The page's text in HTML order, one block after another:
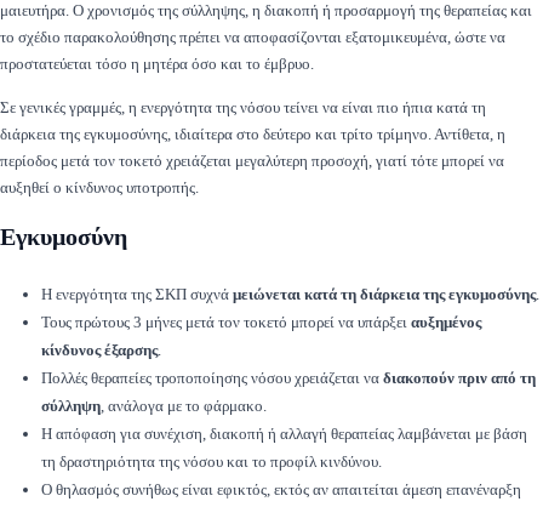
μαιευτήρα. Ο χρονισμός της σύλληψης, η διακοπή ή προσαρμογή της θεραπείας και
το σχέδιο παρακολούθησης πρέπει να αποφασίζονται εξατομικευμένα, ώστε να
προστατεύεται τόσο η μητέρα όσο και το έμβρυο.
Σε γενικές γραμμές, η ενεργότητα της νόσου τείνει να είναι πιο ήπια κατά τη
διάρκεια της εγκυμοσύνης, ιδιαίτερα στο δεύτερο και τρίτο τρίμηνο. Αντίθετα, η
περίοδος μετά τον τοκετό χρειάζεται μεγαλύτερη προσοχή, γιατί τότε μπορεί να
αυξηθεί ο κίνδυνος υποτροπής.
Εγκυμοσύνη
Η ενεργότητα της ΣΚΠ συχνά μειώνεται κατά τη διάρκεια της εγκυμοσύνης.
Τους πρώτους 3 μήνες μετά τον τοκετό μπορεί να υπάρξει αυξημένος
κίνδυνος έξαρσης.
Πολλές θεραπείες τροποποίησης νόσου χρειάζεται να διακοπούν πριν από τη
σύλληψη, ανάλογα με το φάρμακο.
Η απόφαση για συνέχιση, διακοπή ή αλλαγή θεραπείας λαμβάνεται με βάση
τη δραστηριότητα της νόσου και το προφίλ κινδύνου.
Ο θηλασμός συνήθως είναι εφικτός, εκτός αν απαιτείται άμεση επανέναρξη